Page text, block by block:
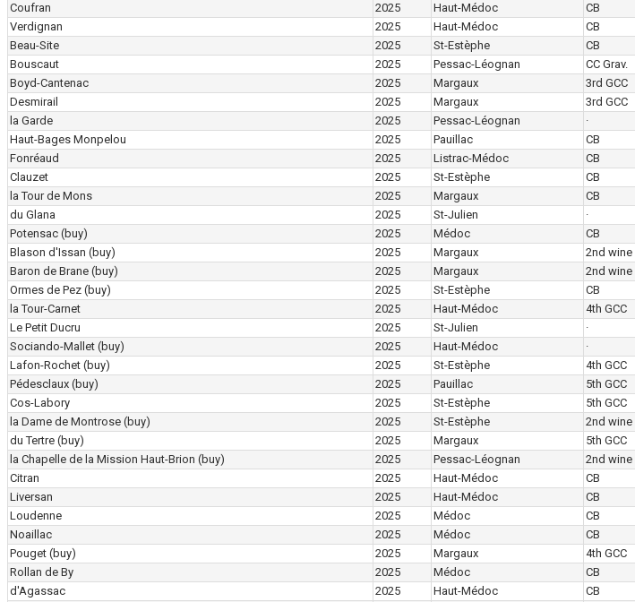
Coufran
2025 Haut-Médoc CB
Verdignan
2025 Haut-Médoc CB
Beau-Site
2025 St-Estèphe CB
Bouscaut
2025 Pessac-Léognan CC Grav.
Boyd-Cantenac
2025 Margaux 3rd GCC
Desmirail
2025 Margaux 3rd GCC
la Garde
2025 Pessac-Léognan ·
Haut-Bages Monpelou
2025 Pauillac CB
Fonréaud
2025 Listrac-Médoc CB
Clauzet
2025 St-Estèphe CB
la Tour de Mons
2025 Margaux CB
du Glana
2025 St-Julien ·
Potensac (buy) 2025 Médoc CB
Blason d'Issan (buy) 2025 Margaux 2nd wine
Baron de Brane (buy) 2025 Margaux 2nd wine
Ormes de Pez (buy) 2025 St-Estèphe CB
la Tour-Carnet
2025 Haut-Médoc 4th GCC
Le Petit Ducru
2025 St-Julien ·
Sociando-Mallet (buy) 2025 Haut-Médoc ·
Lafon-Rochet (buy) 2025 St-Estèphe 4th GCC
Pédesclaux (buy) 2025 Pauillac 5th GCC
Cos-Labory
2025 St-Estèphe 5th GCC
la Dame de Montrose (buy) 2025 St-Estèphe 2nd wine
du Tertre (buy) 2025 Margaux 5th GCC
la Chapelle de la Mission Haut-Brion (buy) 2025 Pessac-Léognan 2nd wine
Citran
2025 Haut-Médoc CB
Liversan
2025 Haut-Médoc CB
Loudenne
2025 Médoc CB
Noaillac
2025 Médoc CB
Pouget (buy) 2025 Margaux 4th GCC
Rollan de By
2025 Médoc CB
d'Agassac
2025 Haut-Médoc CB